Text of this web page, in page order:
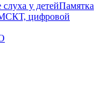
у детейПамятка
цифровой